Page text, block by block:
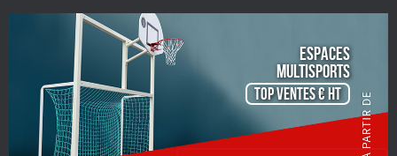
ESPACES
Multisports
TOP VENTES € HT